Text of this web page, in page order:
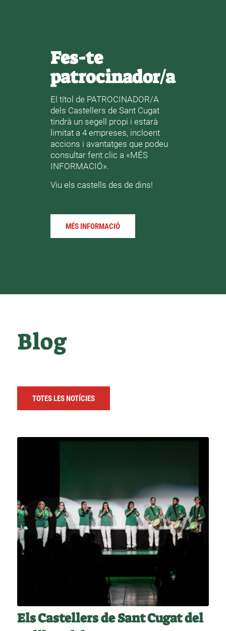
Fes-te
patrocinador/a
El títol de PATROCINADOR/A
dels Castellers de Sant Cugat
tindrà un segell propi i estarà
limitat a 4 empreses, incloent
accions i avantatges que podeu
consultar fent clic a «MÉS
INFORMACIÓ».
Viu els castells des de dins!
MÉS INFORMACIÓ
Blog
TOTES LES NOTÍCIES
Els Castellers de Sant Cugat del